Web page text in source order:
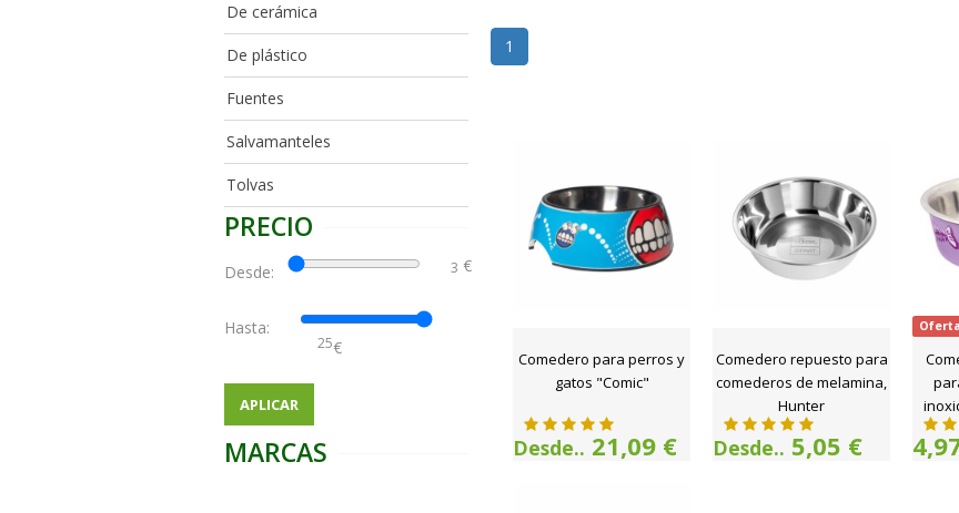
De cerámica
De plástico
Fuentes
Salvamanteles
Tolvas
PRECIO
Desde: €
Hasta:
€
APLICAR
MARCAS
1
Comedero para perros y
gatos "Comic"
Desde.. 21,09 €
Comedero repuesto para
comederos de melamina,
Hunter
Desde.. 5,05 €
Oferta